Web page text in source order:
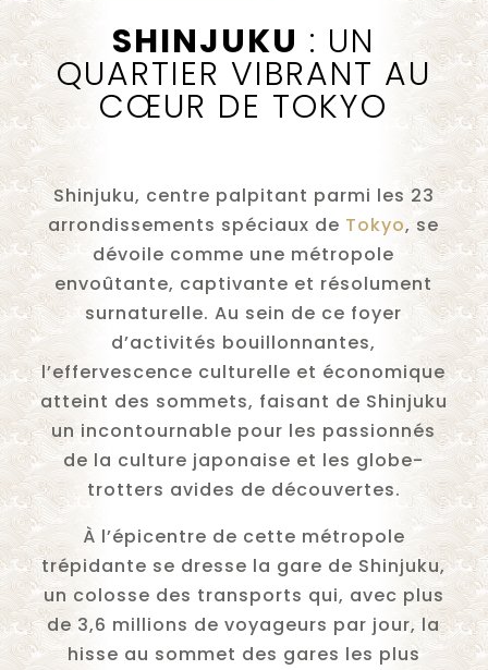
SHINJUKU : UN
QUARTIER VIBRANT AU
CŒUR DE TOKYO
Shinjuku, centre palpitant parmi les 23
arrondissements spéciaux de Tokyo, se
dévoile comme une métropole
envoûtante, captivante et résolument
surnaturelle. Au sein de ce foyer
d’activités bouillonnantes,
l’effervescence culturelle et économique
atteint des sommets, faisant de Shinjuku
un incontournable pour les passionnés
de la culture japonaise et les globe-
trotters avides de découvertes.
À l’épicentre de cette métropole
trépidante se dresse la gare de Shinjuku,
un colosse des transports qui, avec plus
de 3,6 millions de voyageurs par jour, la
hisse au sommet des gares les plus